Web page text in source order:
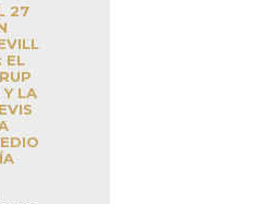
27
EL
Y LA